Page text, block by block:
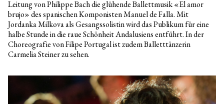
Leitung von Philippe Bach die glühende Ballettmusik «El amor
brujo» des spanischen Komponisten Manuel de Falla. Mit
Jordanka Milkova als Gesangssolistin wird das Publikum für eine
halbe Stunde in die raue Schönheit Andalusiens entführt. In der
Choreografie von Filipe Portugal ist zudem Balletttänzerin
Carmelia Steiner zu sehen.